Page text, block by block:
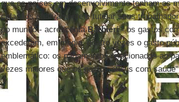
que os países em desenvolvimento tenham os
cidadãos efetivamente e tutelar seus
do mundo - acrescentaBarbieri- os gastos
excederam, em média, quatro vezes o gasto
emblemático: os pagamentos relacionados ao
vezes maiores que os gastos atuais com